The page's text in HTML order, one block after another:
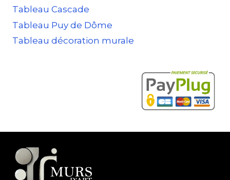
Tableau Cascade
Tableau Puy de Dôme
Tableau décoration murale